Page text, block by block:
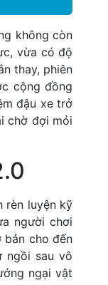
không còn
vừa có độ
thay, phiên
cộng đồng
đậu xe trở
chờ đợi mỏi
rèn luyện kỹ
người chơi
cho đến
ngồi sau vô
ngại vật